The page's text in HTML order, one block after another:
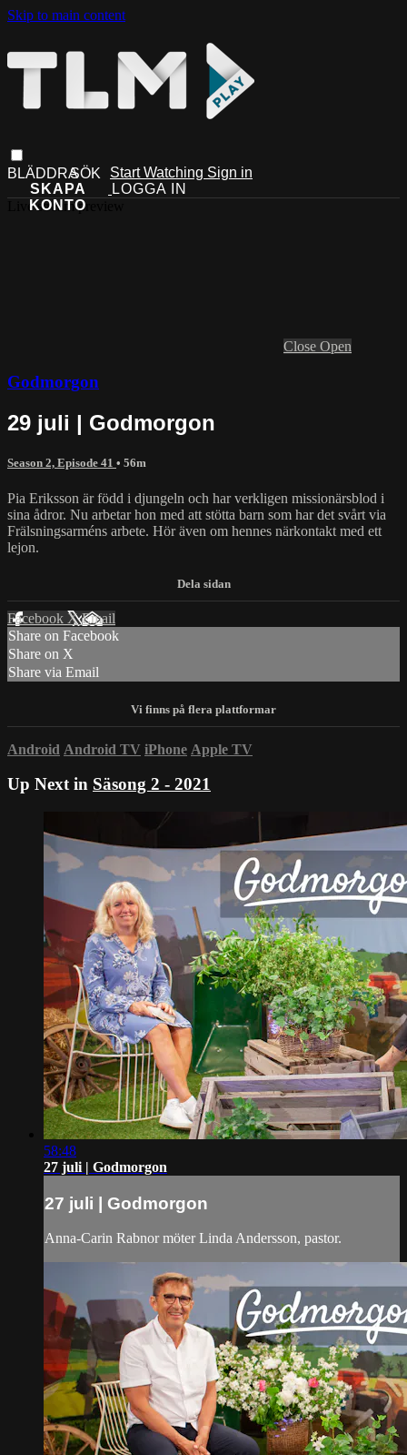
Skip to main content
Start Watching Sign in
Live stream preview
Close Open
Godmorgon
29 juli | Godmorgon
Season 2, Episode 41 • 56m
Pia Eriksson är född i djungeln och har verkligen missionärsblod i
sina ådror. Nu arbetar hon med att stötta barn som har det svårt via
Frälsningsarméns arbete. Hör även om hennes närkontakt med ett
lejon.
Facebook XEmail
Share on Facebook
Share on X
Share via Email
Android Android TV iPhone Apple TV
Up Next in Säsong 2 - 2021
58:48
27 juli | Godmorgon
27 juli | Godmorgon
Anna-Carin Rabnor möter Linda Andersson, pastor.